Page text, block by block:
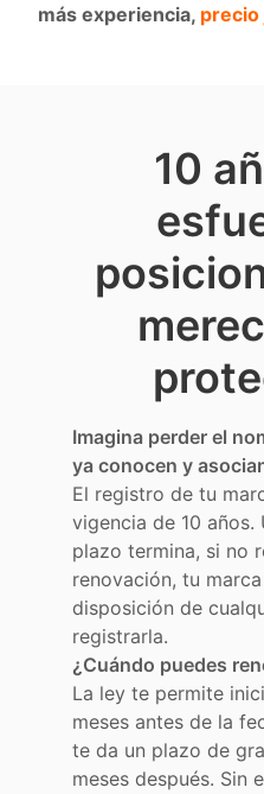
más experiencia, precio
10
Imagina perder el
ya conocen y
El registro de tu
vigencia de 10 años.
plazo termina, si no
renovación, tu
disposición de
registrarla.
¿Cuándo puedes
La ley te permite
meses antes de la
te da un plazo de
meses después. Sin